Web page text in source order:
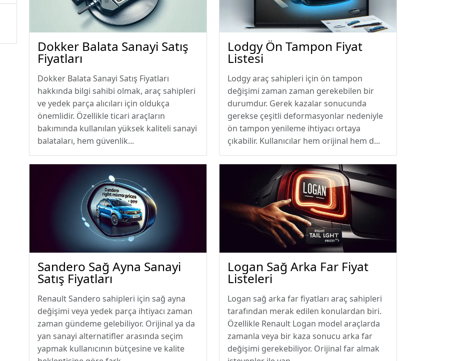
Dokker Balata Sanayi Satış
Fiyatları
Dokker Balata Sanayi Satış Fiyatları
hakkında bilgi sahibi olmak, araç sahipleri
ve yedek parça alıcıları için oldukça
önemlidir. Özellikle ticari araçların
bakımında kullanılan yüksek kaliteli sanayi
balataları, hem güvenlik...
Lodgy Ön Tampon Fiyat
Listesi
Lodgy araç sahipleri için ön tampon
değişimi zaman zaman gerekebilen bir
durumdur. Gerek kazalar sonucunda
gerekse çeşitli deformasyonlar nedeniyle
ön tampon yenileme ihtiyacı ortaya
çıkabilir. Kullanıcılar hem orijinal hem d...
Sandero Sağ Ayna Sanayi
Satış Fiyatları
Renault Sandero sahipleri için sağ ayna
değişimi veya yedek parça ihtiyacı zaman
zaman gündeme gelebiliyor. Orijinal ya da
yan sanayi alternatifler arasında seçim
yapmak kullanıcının bütçesine ve kalite
Logan Sağ Arka Far Fiyat
Listeleri
Logan sağ arka far fiyatları araç sahipleri
tarafından merak edilen konulardan biri.
Özellikle Renault Logan model araçlarda
zamanla veya bir kaza sonucu arka far
değişimi gerekebiliyor. Orijinal far almak